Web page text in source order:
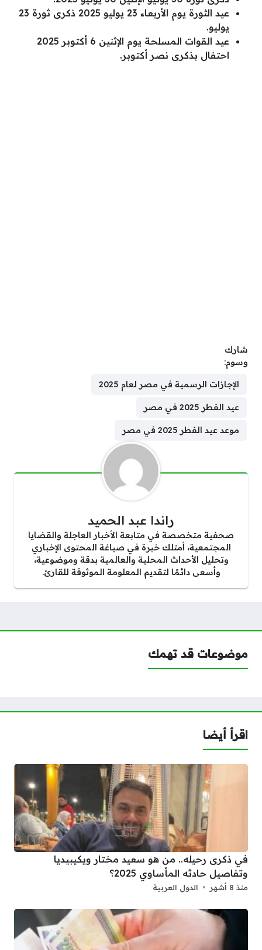
عيد الثورة يوم الأربعاء 23 يوليو 2025 ذكرى ثورة 23
يوليو.
عيد القوات المسلحة يوم الإثنين 6 أكتوبر 2025
احتفال بذكرى نصر أكتوبر.
شارك
وسوم:
الإجازات الرسمية في مصر لعام 2025
عيد الفطر 2025 في مصر
موعد عيد الفطر 2025 في مصر
راندا عبد الحميد
صحفية متخصصة في متابعة الأخبار العاجلة والقضايا
المجتمعية، أمتلك خبرة في صياغة المحتوى الإخباري
وتحليل الأحداث المحلية والعالمية بدقة وموضوعية،
وأسعى دائمًا لتقديم المعلومة الموثوقة للقارئ.
موضوعات قد تهمك
اقرأ أيضا
في ذكرى رحيله.. من هو سعيد مختار ويكيبيديا
وتفاصيل حادثه المأساوي 2025؟
منذ 8 أشهر الدول العربية